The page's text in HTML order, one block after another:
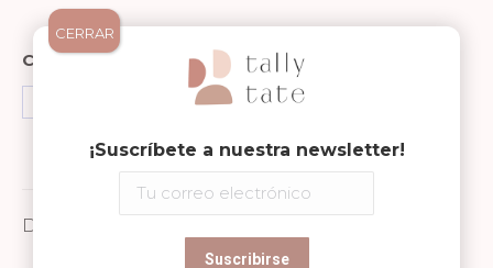
Compartir en
Facebook
on
WhatsApp
on
Pinterest
Descripción
¡Suscríbete a nuestra newsletter!
CERRAR